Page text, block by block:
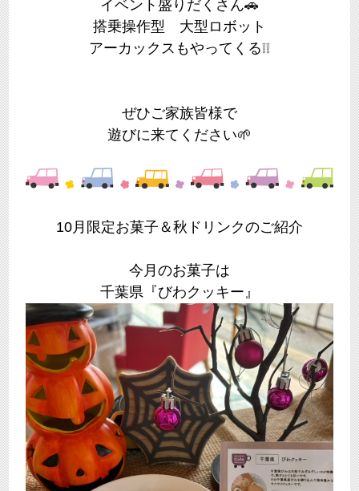
イベント盛りだくさん🚗
搭乗操作型 大型ロボット
アーカックスもやってくる❕❕
ぜひご家族皆様で
遊びに来てください🌱
10月限定お菓子＆秋ドリンクのご紹介
今月のお菓子は
千葉県『びわクッキー』